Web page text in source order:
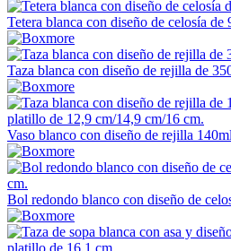
Tetera blanca con diseño de celosía de
Taza blanca con diseño de rejilla de
Vaso blanco con diseño de rejilla
Bol redondo blanco con diseño de